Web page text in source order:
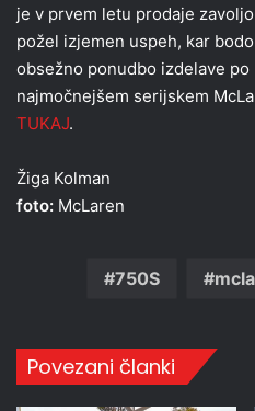
je v prvem letu prodaje
požel izjemen uspeh, kar
obsežno ponudbo izdelave po
najmočnejšem serijskem
TUKAJ.
Žiga Kolman
foto: McLaren
750S
Povezani članki